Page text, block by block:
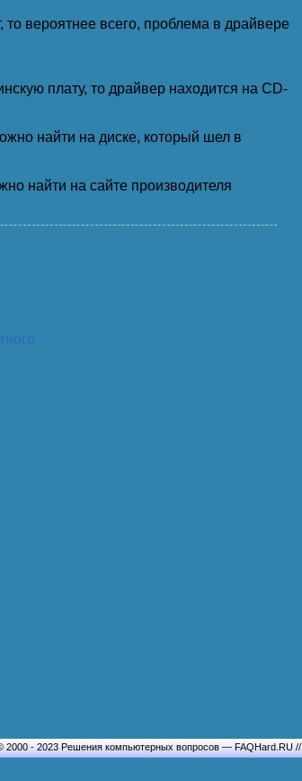
вероятнее всего, проблема в драйвере
плату, то драйвер находится на CD-
найти на диске, который шел в
найти на сайте производителя
2000 - 2023 Решения компьютерных вопросов — FAQHard.RU //